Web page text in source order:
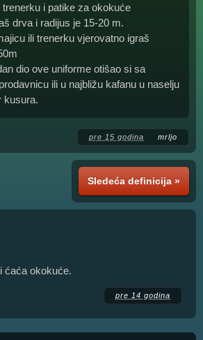
i patike za okokuće
drva i radijus je 15-20 m.
ili trenerku vjerovatno igraš
dio ove uniforme otišao si sa
ili u najbližu kafanu u naselju
kusura.
pre 15 godina mrljo
Sledeća definicija »
ćaća okokuće.
pre 14 godina